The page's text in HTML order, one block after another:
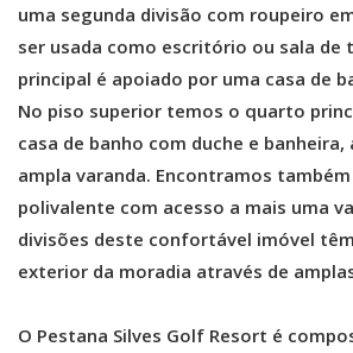
uma segunda divisão com roupeiro
ser usada como escritório ou sala de
principal é apoiado por uma casa de
No piso superior temos o quarto
casa de banho com duche e banheira,
ampla varanda. Encontramos
polivalente com acesso a mais uma
divisões deste confortável imóvel
exterior da moradia através de
O Pestana Silves Golf Resort é